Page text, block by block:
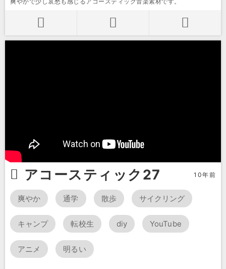
アコースティック27 10年前
爽やか 通学 散歩 サイクリング
キャンプ 転校生 diy YouTube
アニメ 明るい